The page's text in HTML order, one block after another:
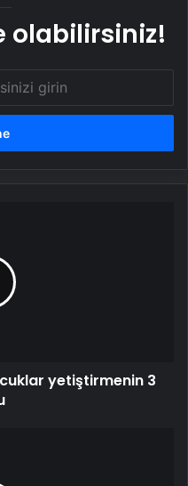
olabilirsiniz!
yetiştirmenin 3